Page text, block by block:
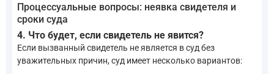
Процессуальные вопросы: неявка свидетеля и
сроки суда
4. Что будет, если свидетель не явится?
Если вызванный свидетель не является в суд без
уважительных причин, суд имеет несколько вариантов: